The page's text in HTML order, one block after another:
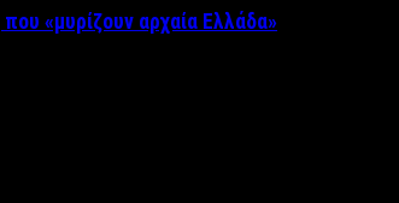
«μυρίζουν αρχαία Ελλάδα»